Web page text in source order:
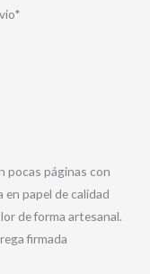
pocas páginas con
en papel de calidad
de forma artesanal.
firmada